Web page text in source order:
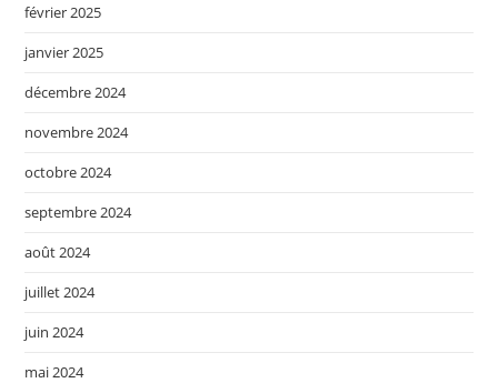
février 2025
janvier 2025
décembre 2024
novembre 2024
octobre 2024
septembre 2024
août 2024
juillet 2024
juin 2024
mai 2024